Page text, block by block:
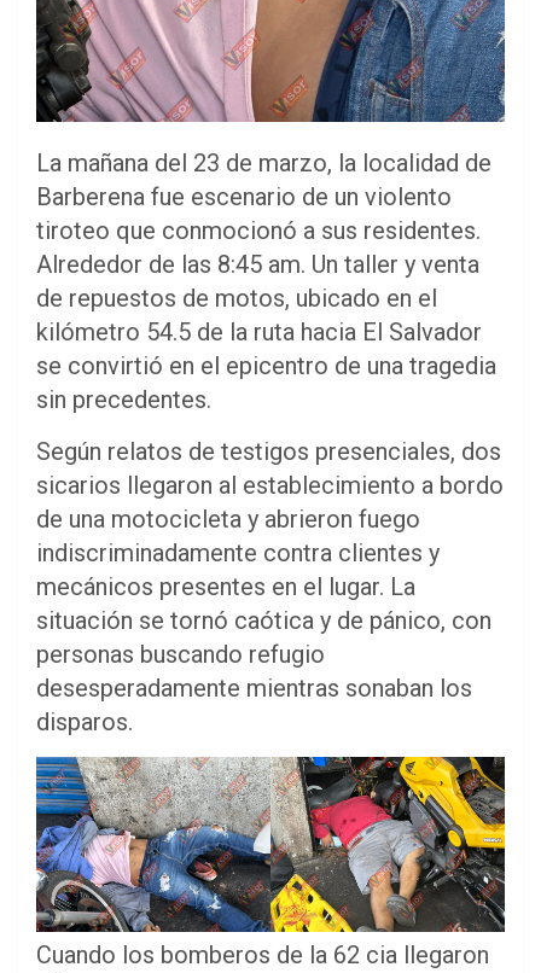
La mañana del 23 de marzo, la localidad de
Barberena fue escenario de un violento
tiroteo que conmocionó a sus residentes.
Alrededor de las 8:45 am. Un taller y venta
de repuestos de motos, ubicado en el
kilómetro 54.5 de la ruta hacia El Salvador
se convirtió en el epicentro de una tragedia
sin precedentes.
Según relatos de testigos presenciales, dos
sicarios llegaron al establecimiento a bordo
de una motocicleta y abrieron fuego
indiscriminadamente contra clientes y
mecánicos presentes en el lugar. La
situación se tornó caótica y de pánico, con
personas buscando refugio
desesperadamente mientras sonaban los
disparos.
Cuando los bomberos de la 62 cia llegaron